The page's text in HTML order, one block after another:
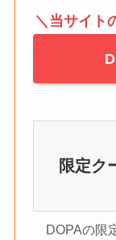
＼当サイト
限定ク
DOPAの限